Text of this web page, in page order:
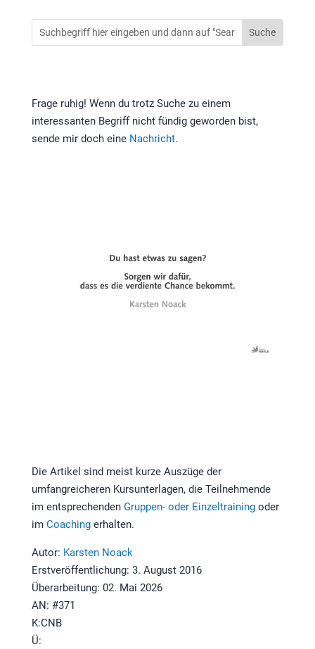
Frage ruhig! Wenn du trotz Suche zu einem
interessanten Begriff nicht fündig geworden bist,
sende mir doch eine Nachricht.
Die Artikel sind meist kurze Auszüge der
umfangreicheren Kursunterlagen, die Teilnehmende
im entsprechenden Gruppen- oder Einzeltrainingoder
im Coachingerhalten.
Autor: Karsten Noack
Erstveröffentlichung: 3. August 2016
Überarbeitung: 02. Mai 2026
AN: #371
K:CNB
Ü: